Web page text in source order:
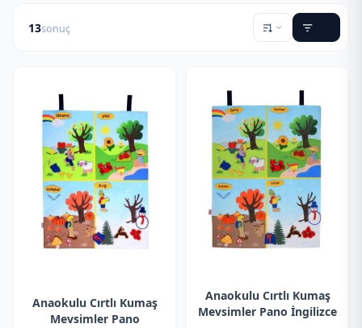
13sonuç
Anaokulu Cırtlı Kumaş
Mevsimler Pano
Anaokulu Cırtlı Kumaş
Mevsimler Pano İngilizce